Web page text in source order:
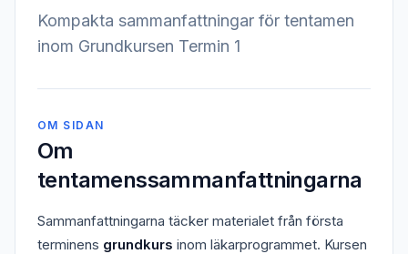
Kompakta sammanfattningar för tentamen
inom Grundkursen Termin 1
OM SIDAN
Om
tentamenssammanfattningarna
Sammanfattningarna täcker materialet från första
terminens grundkurs inom läkarprogrammet. Kursen